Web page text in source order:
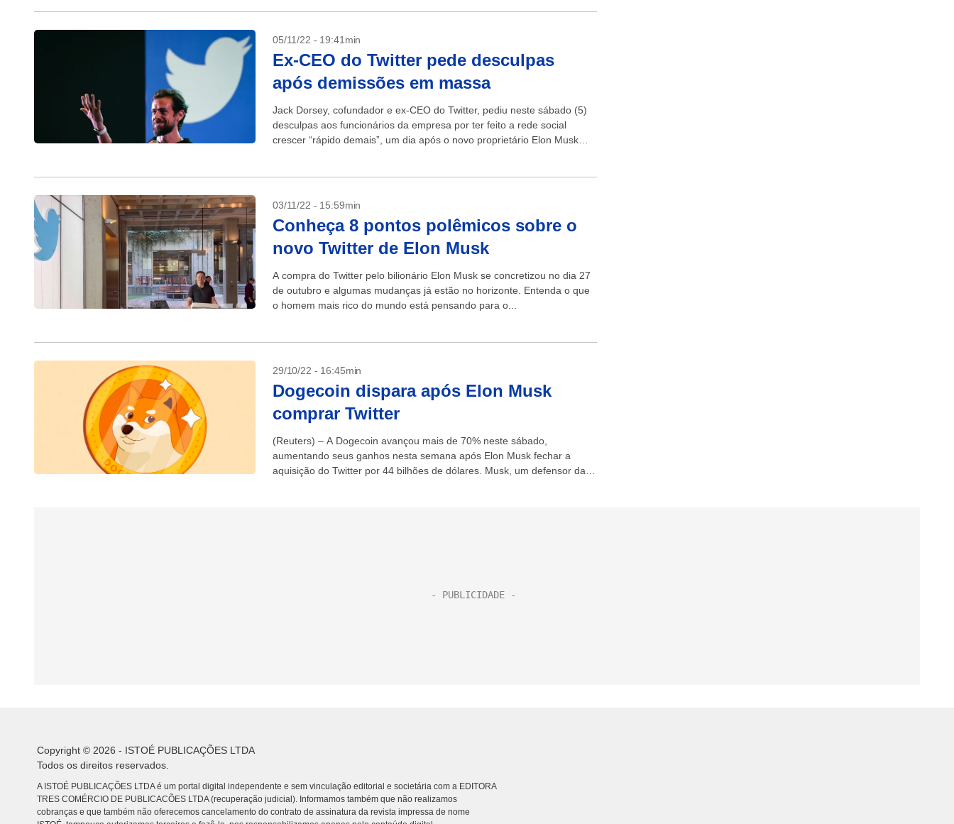
05/11/22 - 19:41min
Ex-CEO do Twitter pede desculpas
após demissões em massa
Jack Dorsey, cofundador e ex-CEO do Twitter, pediu neste sábado (5)
desculpas aos funcionários da empresa por ter feito a rede social
crescer “rápido demais”, um dia após o novo proprietário Elon Musk
03/11/22 - 15:59min
Conheça 8 pontos polêmicos sobre o
novo Twitter de Elon Musk
A compra do Twitter pelo bilionário Elon Musk se concretizou no dia 27
de outubro e algumas mudanças já estão no horizonte. Entenda o que
o homem mais rico do mundo está pensando para o...
29/10/22 - 16:45min
Dogecoin dispara após Elon Musk
comprar Twitter
(Reuters) – A Dogecoin avançou mais de 70% neste sábado,
aumentando seus ganhos nesta semana após Elon Musk fechar a
aquisição do Twitter por 44 bilhões de dólares. Musk, um defensor das
Copyright © 2026 - ISTOÉ PUBLICAÇÕES LTDA
Todos os direitos reservados.
A ISTOÉ PUBLICAÇÕES LTDA é um portal digital independente e sem vinculação editorial e societária com a EDITORA
TRES COMÉRCIO DE PUBLICACÕES LTDA (recuperação judicial). Informamos também que não realizamos
cobranças e que também não oferecemos cancelamento do contrato de assinatura da revista impressa de nome